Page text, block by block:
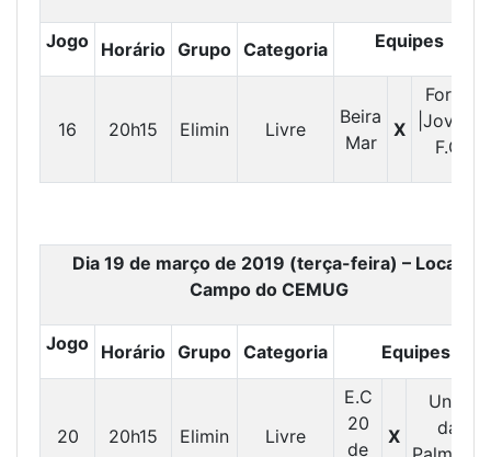
Jogo Horário Grupo Categoria Equipes
16 20h15 Elimin Livre
Beira
Mar
X
Força
|Jovem
F.C
Dia 19 de março de 2019 (terça-feira) – Local:
Campo do CEMUG
Jogo Horário Grupo Categoria Equipes
20 20h15 Elimin Livre
E.C
20
de
X
União
das